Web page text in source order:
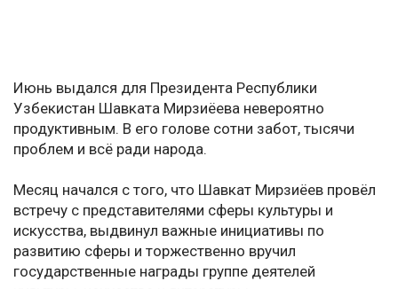
Июнь выдался для Президента Республики
Узбекистан Шавката Мирзиёева невероятно
продуктивным. В его голове сотни забот, тысячи
проблем и всё ради народа.
Месяц начался с того, что Шавкат Мирзиёев провёл
встречу с представителями сферы культуры и
искусства, выдвинул важные инициативы по
развитию сферы и торжественно вручил
государственные награды группе деятелей